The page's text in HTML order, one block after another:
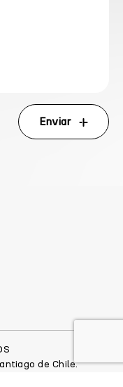
Enviar
de Chile.